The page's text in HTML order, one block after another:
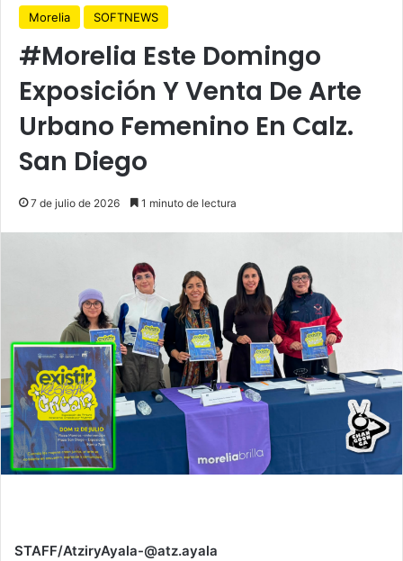
Morelia SOFTNEWS
#Morelia Este Domingo
Exposición Y Venta De Arte
Urbano Femenino En Calz.
San Diego
7 de julio de 2026 1 minuto de lectura
STAFF/AtziryAyala-@atz.ayala